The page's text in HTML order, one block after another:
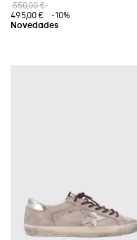
550,00 €
495,00 €
-10%